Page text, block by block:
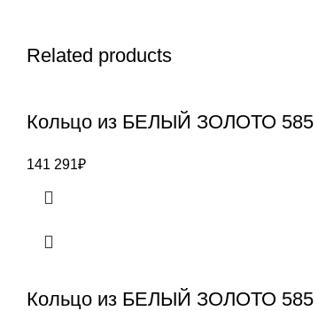
Related products
Кольцо из БЕЛЫЙ ЗОЛОТО 585
141 291₽
Кольцо из БЕЛЫЙ ЗОЛОТО 585